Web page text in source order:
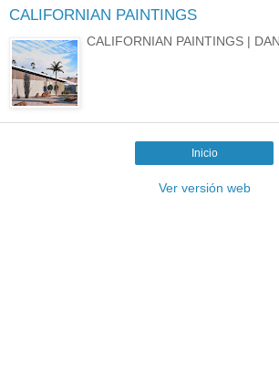
CALIFORNIAN PAINTINGS
CALIFORNIAN PAINTINGS |
Inicio
Ver versión web